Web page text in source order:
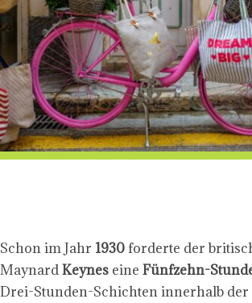
Schon im Jahr 1930forderte der
MaynardKeynes eine Fünfzehn-
Drei-Stunden-Schichten innerhalb der